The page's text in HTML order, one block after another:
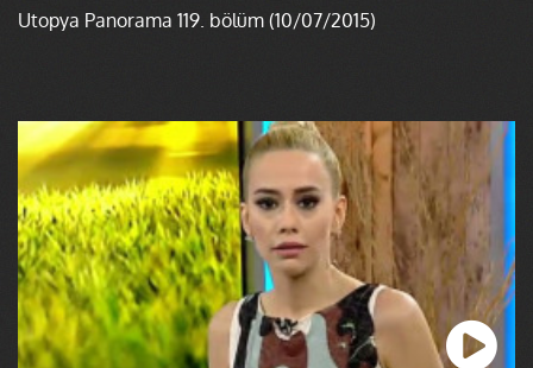
Ütopya Panorama 119. bölüm (10/07/2015)